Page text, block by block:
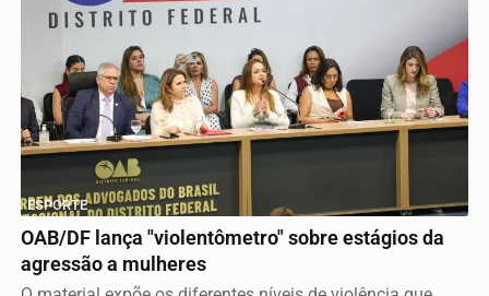
ESPORTE
OAB/DF lança "violentômetro" sobre estágios da
agressão a mulheres